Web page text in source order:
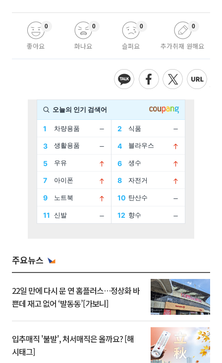
좋아요
0
화나요
0
슬퍼요
0
추가취재 원해요
0
주요뉴스
22일 만에 다시 문 연 홈플러스…정상화 바
쁜데 재고 없어 ‘발동동’[가보니]
입추매직 '불발', 처서매직은 올까요? [해
시태그]